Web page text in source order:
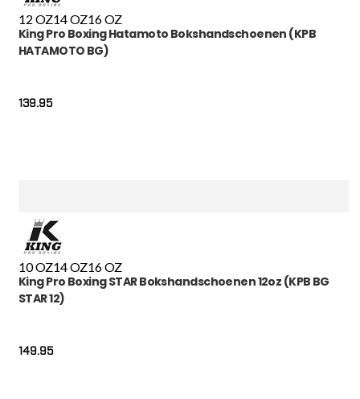
12 OZ14 OZ16 OZ
King Pro Boxing Hatamoto Bokshandschoenen (KPB
HATAMOTO BG)
139.95
10 OZ14 OZ16 OZ
King Pro Boxing STAR Bokshandschoenen 12oz (KPB BG
STAR 12)
149.95